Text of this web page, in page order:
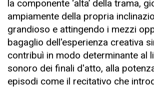
la componente ‘alta’ della trama,
ampiamente della propria
grandioso e attingendo i mezzi
bagaglio dell'esperienza creativa
contribuì in modo determinante al
sonoro dei finali d'atto, alla
episodi come il recitativo che